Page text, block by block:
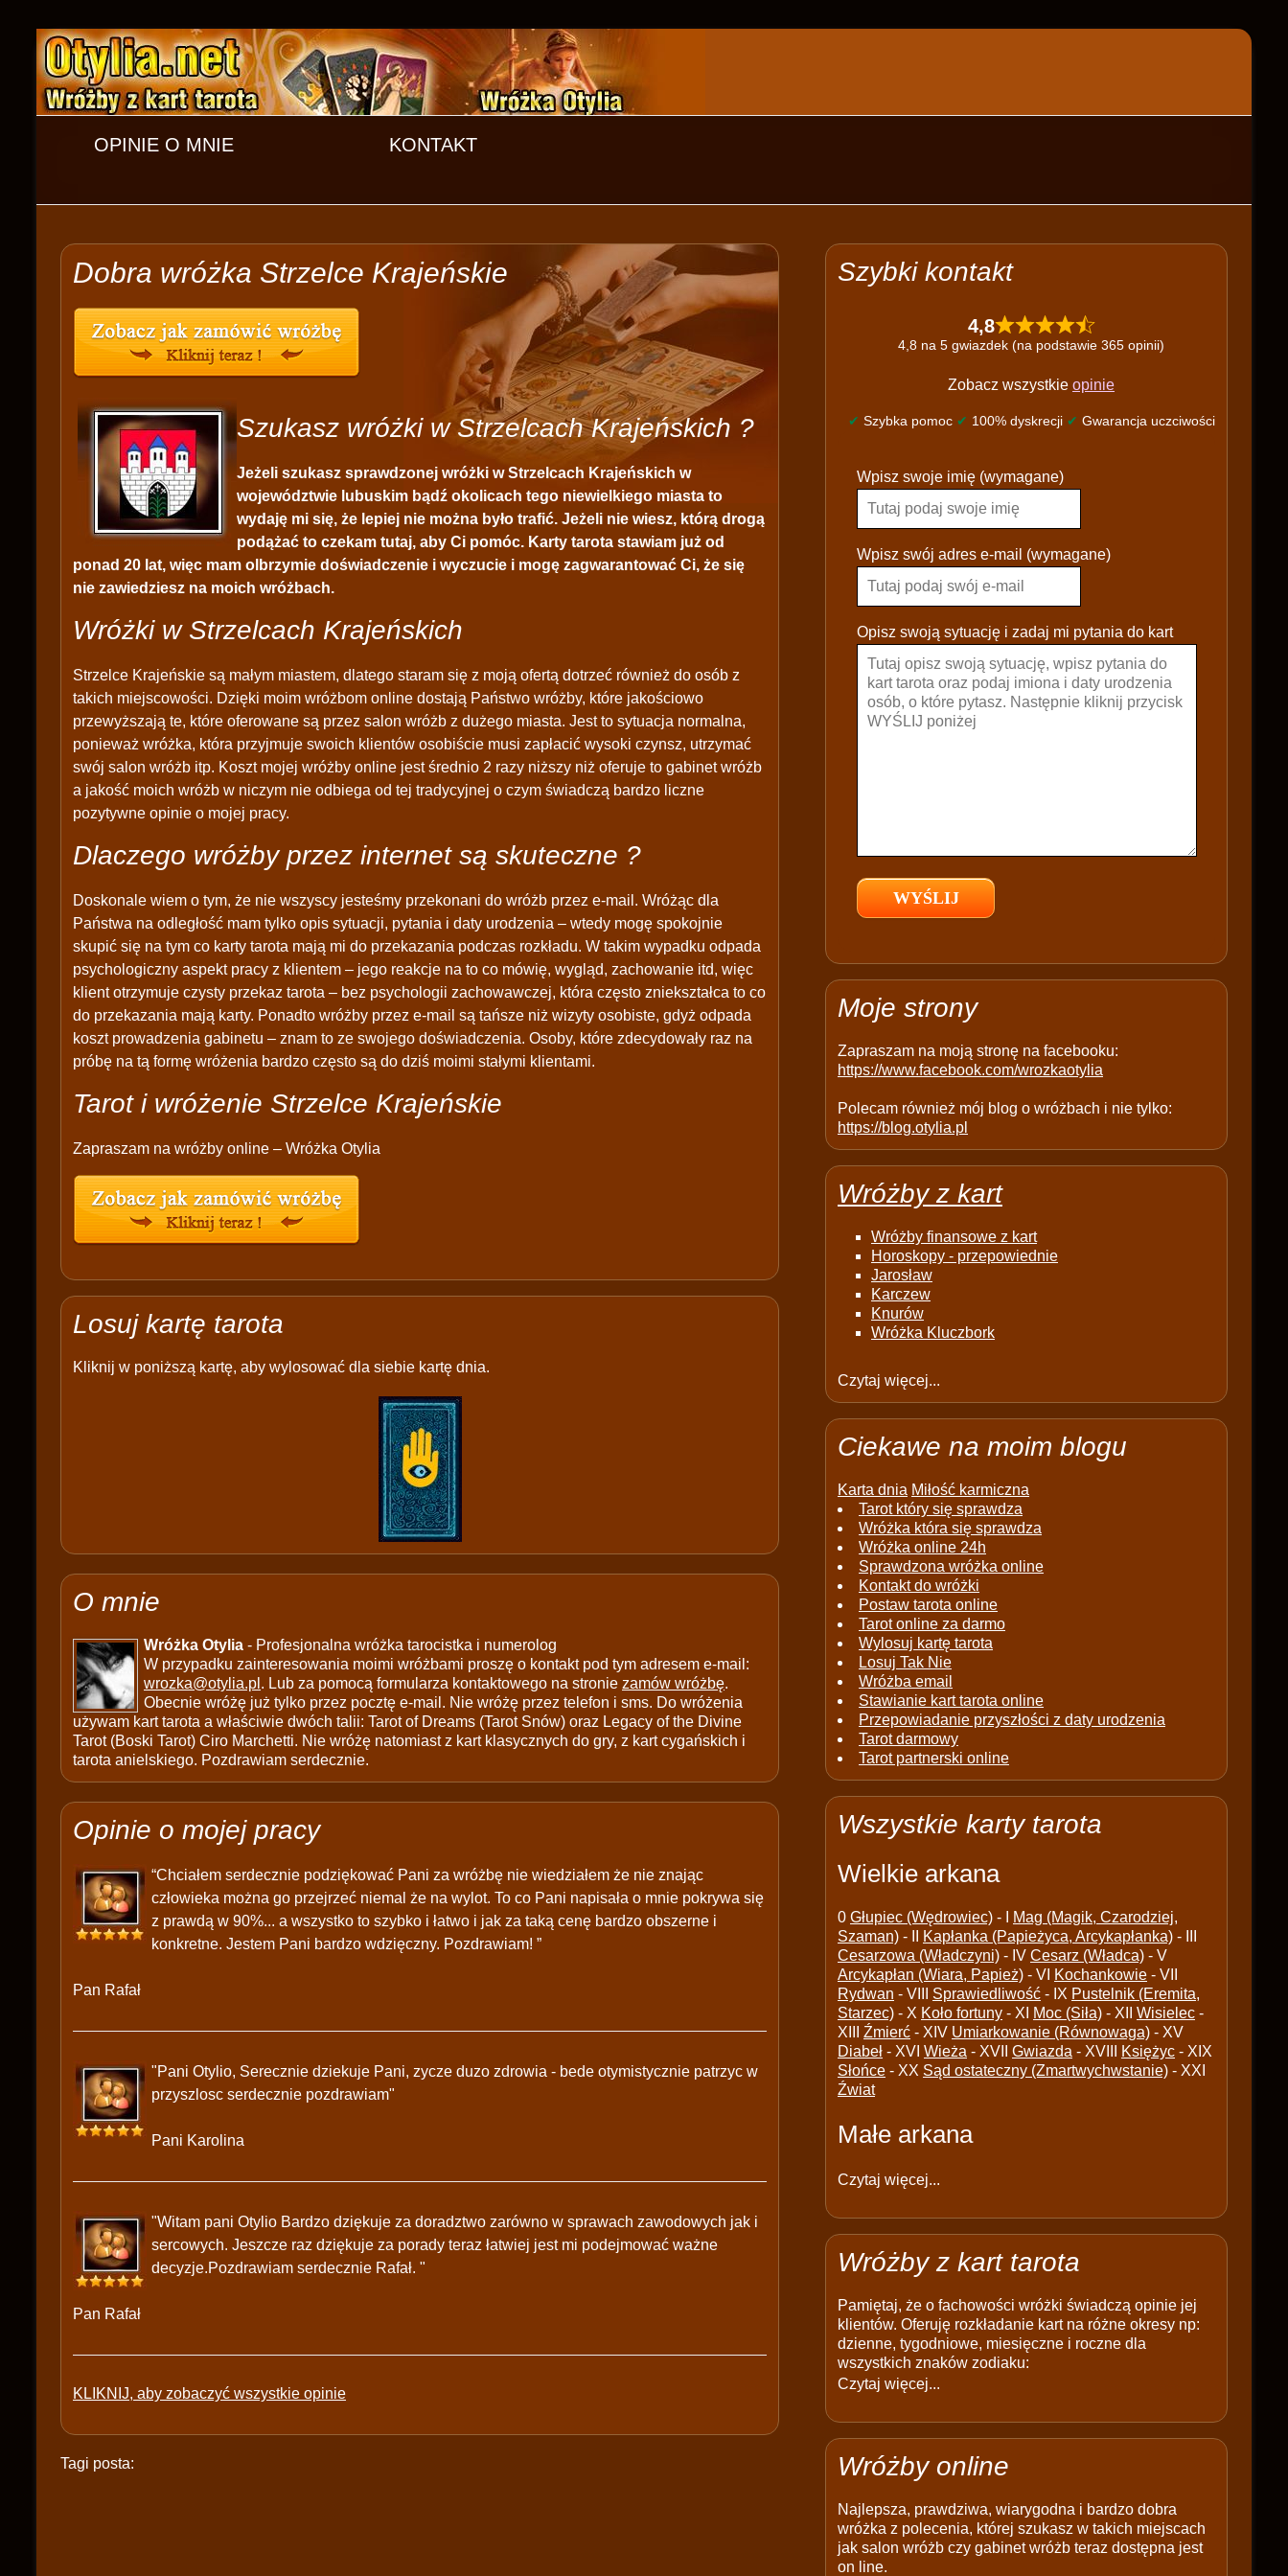
OPINIE O MNIE KONTAKT
Dobra wróżka Strzelce Krajeńskie
Szukasz wróżki w Strzelcach Krajeńskich ?
Jeżeli szukasz sprawdzonej wróżki w Strzelcach Krajeńskich w
województwie lubuskim bądź okolicach tego niewielkiego miasta to
wydaję mi się, że lepiej nie można było trafić. Jeżeli nie wiesz, którą drogą
podążać to czekam tutaj, aby Ci pomóc. Karty tarota stawiam już od
ponad 20 lat, więc mam olbrzymie doświadczenie i wyczucie i mogę zagwarantować Ci, że się
nie zawiedziesz na moich wróżbach.
Wróżki w Strzelcach Krajeńskich
Strzelce Krajeńskie są małym miastem, dlatego staram się z moją ofertą dotrzeć również do osób z
takich miejscowości. Dzięki moim wróżbom online dostają Państwo wróżby, które jakościowo
przewyższają te, które oferowane są przez salon wróżb z dużego miasta. Jest to sytuacja normalna,
ponieważ wróżka, która przyjmuje swoich klientów osobiście musi zapłacić wysoki czynsz, utrzymać
swój salon wróżb itp. Koszt mojej wróżby online jest średnio 2 razy niższy niż oferuje to gabinet wróżb
a jakość moich wróżb w niczym nie odbiega od tej tradycyjnej o czym świadczą bardzo liczne
pozytywne opinie o mojej pracy.
Dlaczego wróżby przez internet są skuteczne ?
Doskonale wiem o tym, że nie wszyscy jesteśmy przekonani do wróżb przez e-mail. Wróżąc dla
Państwa na odległość mam tylko opis sytuacji, pytania i daty urodzenia – wtedy mogę spokojnie
skupić się na tym co karty tarota mają mi do przekazania podczas rozkładu. W takim wypadku odpada
psychologiczny aspekt pracy z klientem – jego reakcje na to co mówię, wygląd, zachowanie itd, więc
klient otrzymuje czysty przekaz tarota – bez psychologii zachowawczej, która często zniekształca to co
do przekazania mają karty. Ponadto wróżby przez e-mail są tańsze niż wizyty osobiste, gdyż odpada
koszt prowadzenia gabinetu – znam to ze swojego doświadczenia. Osoby, które zdecydowały raz na
próbę na tą formę wróżenia bardzo często są do dziś moimi stałymi klientami.
Tarot i wróżenie Strzelce Krajeńskie
Zapraszam na wróżby online – Wróżka Otylia
Losuj kartę tarota
Kliknij w poniższą kartę, aby wylosować dla siebie kartę dnia.
O mnie
Wróżka Otylia - Profesjonalna wróżka tarocistka i numerolog
W przypadku zainteresowania moimi wróżbami proszę o kontakt pod tym adresem e-mail:
wrozka@otylia.pl . Lub za pomocą formularza kontaktowego na stronie zamów wróżbę.
Obecnie wróżę już tylko przez pocztę e-mail. Nie wróżę przez telefon i sms. Do wróżenia
używam kart tarota a właściwie dwóch talii: Tarot of Dreams (Tarot Snów) oraz Legacy of the Divine
Tarot (Boski Tarot) Ciro Marchetti. Nie wróżę natomiast z kart klasycznych do gry, z kart cygańskich i
tarota anielskiego. Pozdrawiam serdecznie.
Opinie o mojej pracy
“Chciałem serdecznie podziękować Pani za wróżbę nie wiedziałem że nie znając
człowieka można go przejrzeć niemal że na wylot. To co Pani napisała o mnie pokrywa się
z prawdą w 90%... a wszystko to szybko i łatwo i jak za taką cenę bardzo obszerne i
konkretne. Jestem Pani bardzo wdzięczny. Pozdrawiam! ”
Pan Rafał
"Pani Otylio, Serecznie dziekuje Pani, zycze duzo zdrowia - bede otymistycznie patrzyc w
przyszlosc serdecznie pozdrawiam"
Pani Karolina
"Witam pani Otylio Bardzo dziękuje za doradztwo zarówno w sprawach zawodowych jak i
sercowych. Jeszcze raz dziękuje za porady teraz łatwiej jest mi podejmować ważne
decyzje.Pozdrawiam serdecznie Rafał. "
Pan Rafał
KLIKNIJ, aby zobaczyć wszystkie opinie
Tagi posta:
Szybki kontakt
4,8
4,8 na 5 gwiazdek (na podstawie 365 opinii)
Zobacz wszystkie opinie
✔ Szybka pomoc ✔ 100% dyskrecji ✔ Gwarancja uczciwości
l
a
s
e
a
e
e
p
y
Wpisz swoje imię (wymagane)
Wpisz swój adres e-mail (wymagane)
Opisz swoją sytuację i zadaj mi pytania do kart
Moje strony
Zapraszam na moją stronę na facebooku:
https://www.facebook.com/wrozkaotylia
Polecam również mój blog o wróżbach i nie tylko:
https://blog.otylia.pl
Wróżby z kart
Wróżby finansowe z kart
Horoskopy - przepowiednie
Jarosław
Karczew
Knurów
Wróżka Kluczbork
Czytaj więcej...
Ciekawe na moim blogu
Karta dnia Miłość karmiczna
Tarot który się sprawdza
Wróżka która się sprawdza
Wróżka online 24h
Sprawdzona wróżka online
Kontakt do wróżki
Postaw tarota online
Tarot online za darmo
Wylosuj kartę tarota
Losuj Tak Nie
Wróżba email
Stawianie kart tarota online
Przepowiadanie przyszłości z daty urodzenia
Tarot darmowy
Tarot partnerski online
Wszystkie karty tarota
Wielkie arkana
0 Głupiec (Wędrowiec) - I
Mag (Magik, Czarodziej,
Szaman) - II Kapłanka (Papieżyca, Arcykapłanka) - III
Cesarzowa (Władczyni) - IV Cesarz (Władca) - V
Arcykapłan (Wiara, Papież) - VI Kochankowie - VII
Rydwan - VIII Sprawiedliwość - IX Pustelnik (Eremita,
Starzec) - X Koło fortuny - XI Moc (Siła) - XII Wisielec -
XIII Źmierć - XIV Umiarkowanie (Równowaga) - XV
Diabeł - XVI Wieża - XVII Gwiazda - XVIII Księżyc - XIX
Słońce - XX Sąd ostateczny (Zmartwychwstanie) - XXI
Źwiat
Małe arkana
Czytaj więcej...
Wróżby z kart tarota
Pamiętaj, że o fachowości wróżki świadczą opinie jej
klientów. Oferuję rozkładanie kart na różne okresy np:
dzienne, tygodniowe, miesięczne i roczne dla
wszystkich znaków zodiaku:
Czytaj więcej...
Wróżby online
Najlepsza, prawdziwa, wiarygodna i bardzo dobra
wróżka z polecenia, której szukasz w takich miejscach
jak salon wróżb czy gabinet wróżb teraz dostępna jest
on line.